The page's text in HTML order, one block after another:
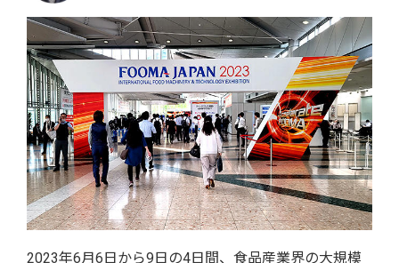
2023年6月6日から9日の4日間、食品産業界の大規模